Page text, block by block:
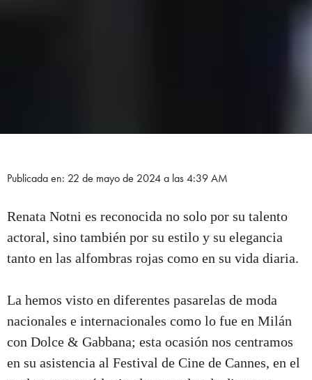
Publicada en: 22 de mayo de 2024 a las 4:39 AM
Renata Notni es reconocida no solo por su talento
actoral, sino también por su estilo y su elegancia
tanto en las alfombras rojas como en su vida diaria.
La hemos visto en diferentes pasarelas de moda
nacionales e internacionales como lo fue en Milán
con Dolce & Gabbana; esta ocasión nos centramos
en su asistencia al Festival de Cine de Cannes, en el